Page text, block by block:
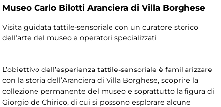
Museo Carlo Bilotti Aranciera di Villa Borghese
Visita guidata tattile-sensoriale con un curatore storico
dell’arte del museo e operatori specializzati
L’obiettivo dell’esperienza tattile-sensoriale è familiarizzare
con la storia dell’Aranciera di Villa Borghese, scoprire la
collezione permanente del museo e soprattutto la figura di
Giorgio de Chirico, di cui si possono esplorare alcune